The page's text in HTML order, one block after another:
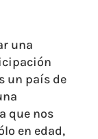
una
un país de
que nos
en edad,